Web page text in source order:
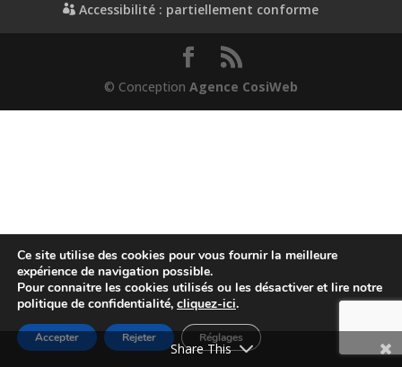
Accessibilité : partiellement conforme
© Conception Agence CosiWeb
Ce site utilise des cookies pour vous fournir la meilleure
expérience de navigation possible.
Pour connaitre les cookies utilisés ou les désactiver et lire notre
politique de confidentialité, cliquez-ici.
Accepter Rejeter Réglages
Share This